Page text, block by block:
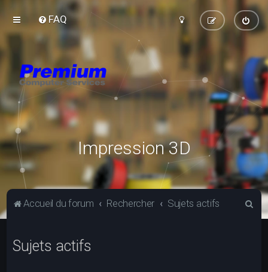
FAQ
Impression 3D
Accueil du forum Rechercher Sujets actifs
Sujets actifs